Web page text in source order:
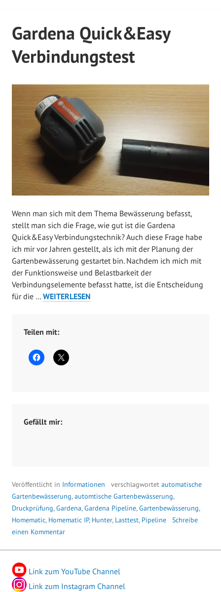
Gardena Quick&Easy
Verbindungstest
i
c
t
a
m
A
p
r
Wenn man sich mit dem Thema Bewässerung befasst,
stellt man sich die Frage, wie gut ist die Gardena
Quick&Easy Verbindungstechnik? Auch diese Frage habe
ich mir vor Jahren gestellt, als ich mit der Planung der
Gartenbewässerung gestartet bin. Nachdem ich mich mit
der Funktionsweise und Belastbarkeit der
Verbindungselemente befasst hatte, ist die Entscheidung
für die … GARDENA
WEITERLESEN
Teilen mit:
Gefällt mir:
Veröffentlicht in Informationen verschlagwortet automatische
Gartenbewässerung,automtische Gartenbewässerung,
Druckprüfung,Gardena,Gardena Pipeline,Gartenbewässerung,
Homematic, Homematic IP, Hunter, Lasttest, Pipeline
Schreibe
einen Kommentar
Link zum YouTube Channel
Link zum Instagram Channel